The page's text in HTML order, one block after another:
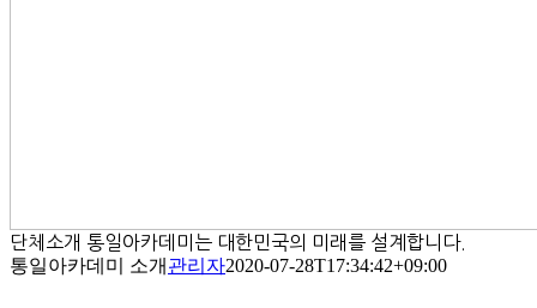
단체소개 통일아카데미는 대한민국의 미래를 설계합니다.
통일아카데미 소개 관리자2020-07-28T17:34:42+09:00